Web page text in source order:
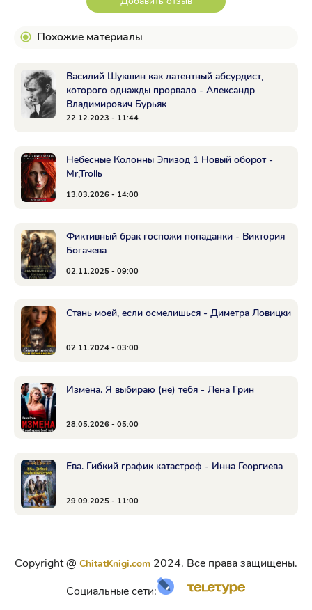
Похожие материалы
Василий Шукшин как латентный абсурдист,
которого однажды прорвало - Александр
Владимирович Бурьяк
22.12.2023 - 11:44
Небесные Колонны Эпизод 1 Новый оборот -
Mr,Trollь
13.03.2026 - 14:00
Фиктивный брак госпожи попаданки - Виктория
Богачева
02.11.2025 - 09:00
Стань моей, если осмелишься - Диметра Ловицки
02.11.2024 - 03:00
Измена. Я выбираю (не) тебя - Лена Грин
28.05.2026 - 05:00
Ева. Гибкий график катастроф - Инна Георгиева
29.09.2025 - 11:00
Copyright @ ChitatKnigi.com 2024. Все права защищены.
Социальные сети: